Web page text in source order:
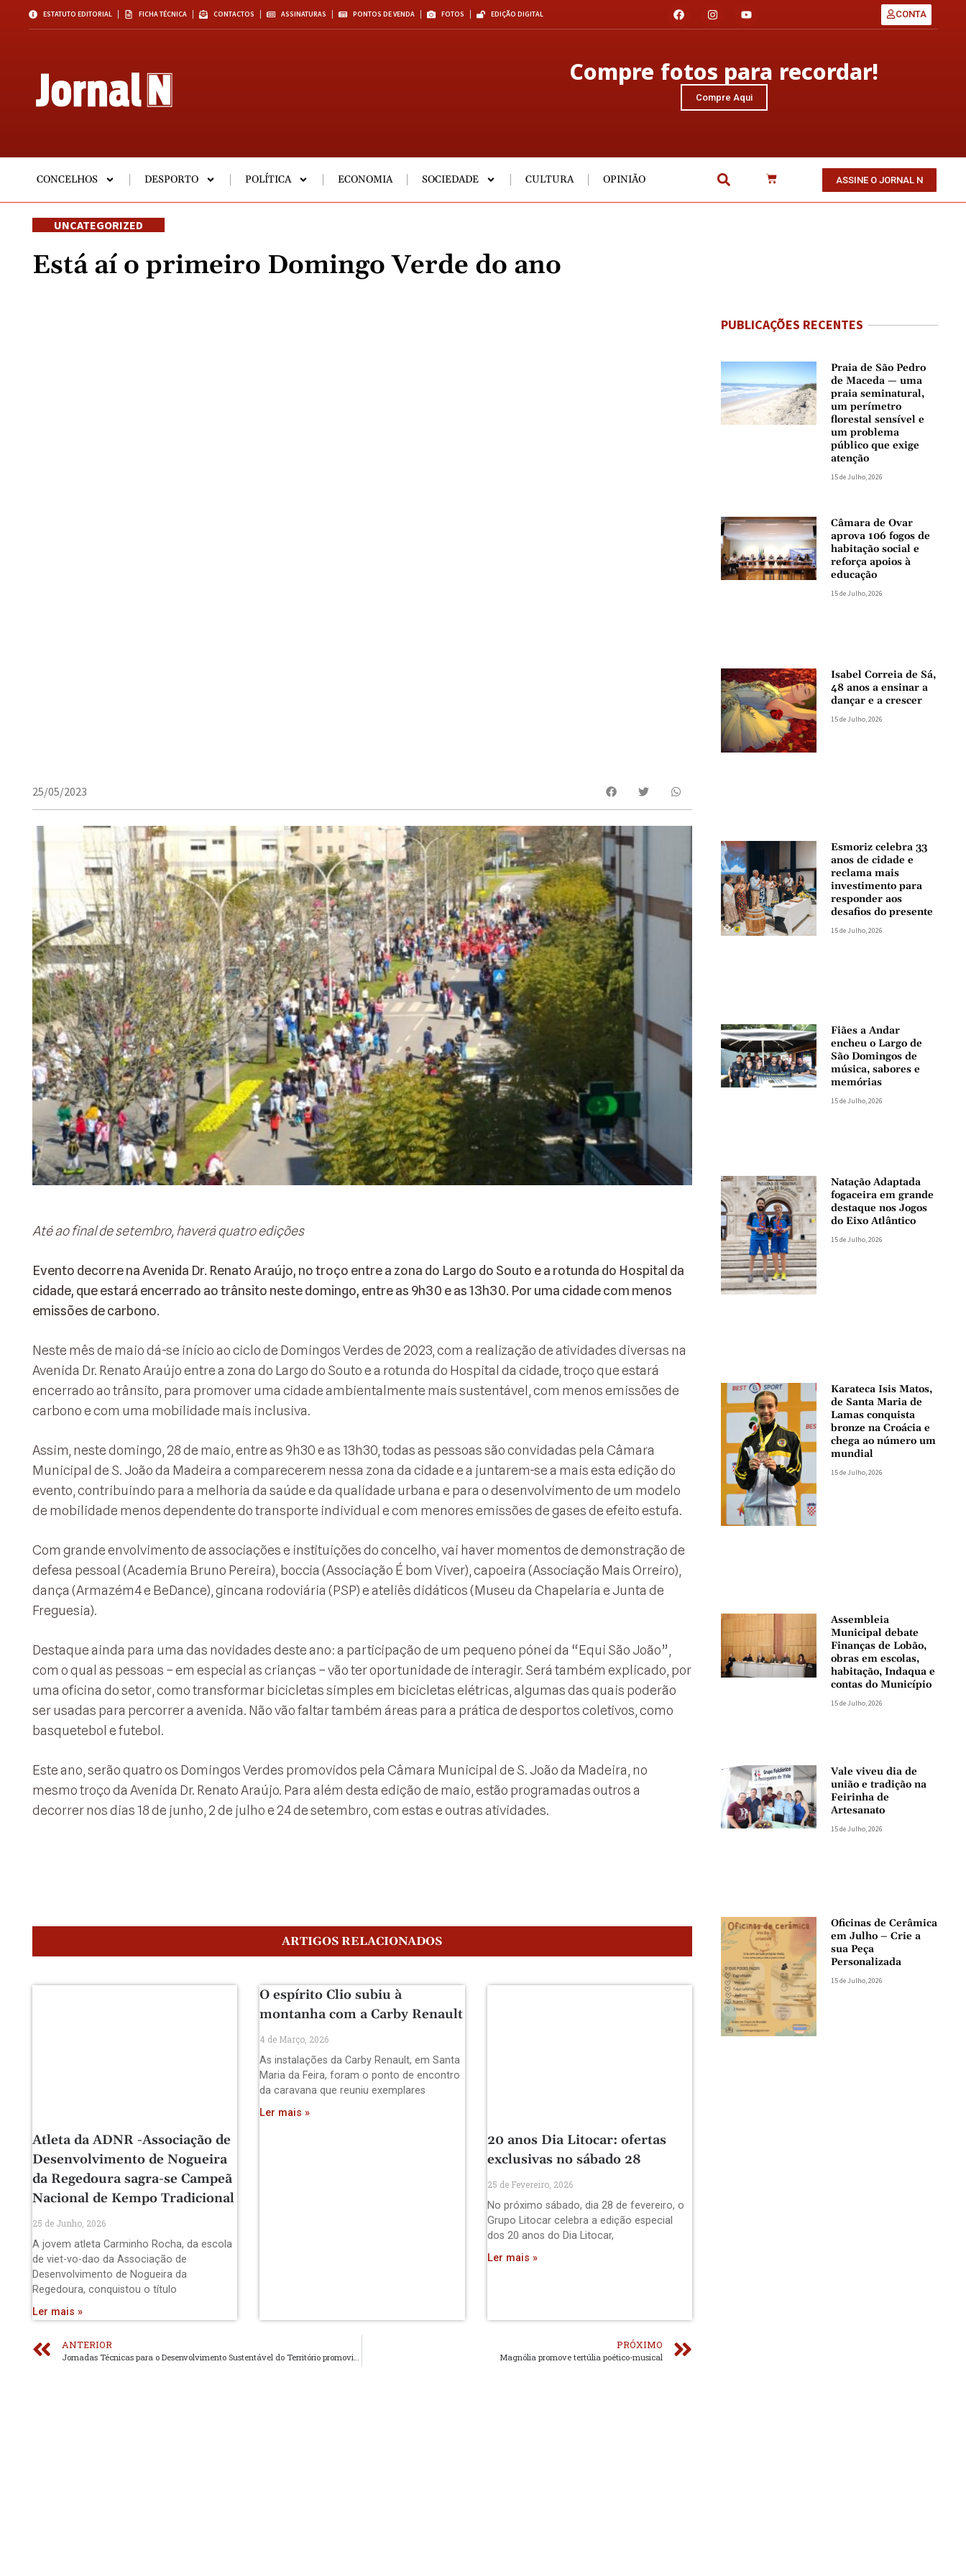
ESTATUTO EDITORIAL FICHA TÉCNICA CONTACTOS ASSINATURAS PONTOS DE VENDA FOTOS EDIÇÃO DIGITAL CONTA
Compre fotos para recordar!
Compre Aqui
CONCELHOS DESPORTO POLÍTICA ECONOMIA SOCIEDADE CULTURA OPINIÃO ASSINE O JORNAL N
UNCATEGORIZED
Está aí o primeiro Domingo Verde do ano
25/05/2023
Até ao final de setembro, haverá quatro edições
Evento decorre na Avenida Dr. Renato Araújo, no troço entre a zona do Largo do Souto e a rotunda do Hospital da
cidade, que estará encerrado ao trânsito neste domingo, entre as 9h30 e as 13h30. Por uma cidade com menos
emissões de carbono.
Neste mês de maio dá-se início ao ciclo de Domingos Verdes de 2023, com a realização de atividades diversas na
Avenida Dr. Renato Araújo entre a zona do Largo do Souto e a rotunda do Hospital da cidade, troço que estará
encerrado ao trânsito, para promover uma cidade ambientalmente mais sustentável, com menos emissões de
carbono e com uma mobilidade mais inclusiva.
Assim, neste domingo, 28 de maio, entre as 9h30 e as 13h30, todas as pessoas são convidadas pela Câmara
Municipal de S. João da Madeira a comparecerem nessa zona da cidade e a juntarem-se a mais esta edição do
evento, contribuindo para a melhoria da saúde e da qualidade urbana e para o desenvolvimento de um modelo
de mobilidade menos dependente do transporte individual e com menores emissões de gases de efeito estufa.
Com grande envolvimento de associações e instituições do concelho, vai haver momentos de demonstração de
defesa pessoal (Academia Bruno Pereira), boccia (Associação É bom Viver), capoeira (Associação Mais Orreiro),
dança (Armazém4 e BeDance), gincana rodoviária (PSP) e ateliês didáticos (Museu da Chapelaria e Junta de
Freguesia).
Destaque ainda para uma das novidades deste ano: a participação de um pequeno pónei da “Equi São João”,
com o qual as pessoas – em especial as crianças – vão ter oportunidade de interagir. Será também explicado, por
uma oficina do setor, como transformar bicicletas simples em bicicletas elétricas, algumas das quais poderão
ser usadas para percorrer a avenida. Não vão faltar também áreas para a prática de desportos coletivos, como
basquetebol e futebol.
Este ano, serão quatro os Domingos Verdes promovidos pela Câmara Municipal de S. João da Madeira, no
mesmo troço da Avenida Dr. Renato Araújo. Para além desta edição de maio, estão programadas outros a
decorrer nos dias 18 de junho, 2 de julho e 24 de setembro, com estas e outras atividades.
ARTIGOS RELACIONADOS
Atleta da ADNR -Associação de
Desenvolvimento de Nogueira
da Regedoura sagra-se Campeã
Nacional de Kempo Tradicional
25 de Junho, 2026
A jovem atleta Carminho Rocha, da escola
de viet-vo-dao da Associação de
Desenvolvimento de Nogueira da
Regedoura, conquistou o título
Ler mais »
O espírito Clio subiu à
montanha com a Carby Renault
4 de Março, 2026
As instalações da Carby Renault, em Santa
Maria da Feira, foram o ponto de encontro
da caravana que reuniu exemplares
Ler mais »
20 anos Dia Litocar: ofertas
exclusivas no sábado 28
25 de Fevereiro, 2026
No próximo sábado, dia 28 de fevereiro, o
Grupo Litocar celebra a edição especial
dos 20 anos do Dia Litocar,
Ler mais »
ANTERIOR
Jornadas Técnicas para o Desenvolvimento Sustentável do Território promovidas pela ADRITEM
PRÓXIMO
Magnólia promove tertúlia poético-musical
PUBLICAÇÕES RECENTES
Praia de São Pedro
de Maceda — uma
praia seminatural,
um perímetro
florestal sensível e
um problema
público que exige
atenção
15 de Julho, 2026
Câmara de Ovar
aprova 106 fogos de
habitação social e
reforça apoios à
educação
15 de Julho, 2026
Isabel Correia de Sá,
48 anos a ensinar a
dançar e a crescer
15 de Julho, 2026
Esmoriz celebra 33
anos de cidade e
reclama mais
investimento para
responder aos
desafios do presente
15 de Julho, 2026
Fiães a Andar
encheu o Largo de
São Domingos de
música, sabores e
memórias
15 de Julho, 2026
Natação Adaptada
fogaceira em grande
destaque nos Jogos
do Eixo Atlântico
15 de Julho, 2026
Karateca Isis Matos,
de Santa Maria de
Lamas conquista
bronze na Croácia e
chega ao número um
mundial
15 de Julho, 2026
Assembleia
Municipal debate
Finanças de Lobão,
obras em escolas,
habitação, Indaqua e
contas do Município
15 de Julho, 2026
Vale viveu dia de
união e tradição na
Feirinha de
Artesanato
15 de Julho, 2026
Oficinas de Cerâmica
em Julho – Crie a
sua Peça
Personalizada
15 de Julho, 2026